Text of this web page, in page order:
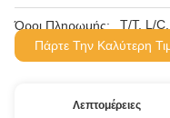
Όροι Πληρωμής:
T/T, L/
Πάρτε Την Καλύτερη
Λεπτομέρειες